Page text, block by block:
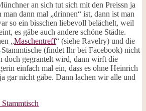
an sich tut sich mit den Preissn ja
dann mal „drinnen“ ist, dann ist man
so ein bisschen liebevoll belächelt, weil
es gäbe auch andere schöne Städte.
„Maschentreff“ (siehe Ravelry) und die
Stammtische (findet Ihr bei Facebook) nicht
doch gegrantelt wird, dann wirft die
einfach mal ein, dass es ohne Heinrich
gar nicht gäbe. Dann lachen wir alle und